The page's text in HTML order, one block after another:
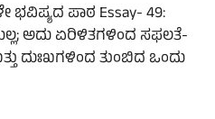
ಭವಿಷ್ಯದ ಪಾಠ Essay- 49:
ಅದು ಏರಿಳಿತಗಳಿಂದ ಸಫಲತೆ-
ದುಃಖಗಳಿಂದ ತುಂಬಿದ ಒಂದು